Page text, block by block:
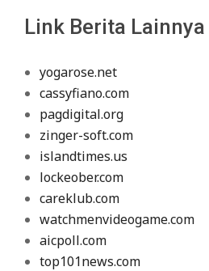
Link Berita Lainnya
yogarose.net
cassyfiano.com
pagdigital.org
zinger-soft.com
islandtimes.us
lockeober.com
careklub.com
watchmenvideogame.com
aicpoll.com
top101news.com